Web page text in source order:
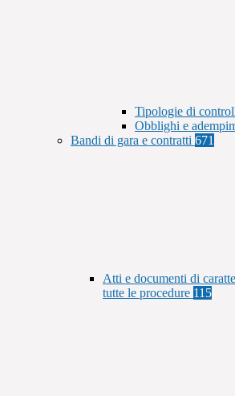
Tipologie di
Obblighi e
Bandi di gara e contratti 671
Atti e documenti di
tutte le procedure 115